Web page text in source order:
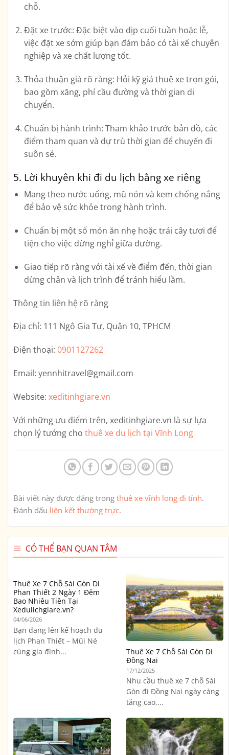
chỗ.
Đặt xe trước: Đặc biệt vào dịp cuối tuần hoặc lễ,
việc đặt xe sớm giúp bạn đảm bảo có tài xế chuyên
nghiệp và xe chất lượng tốt.
Thỏa thuận giá rõ ràng: Hỏi kỹ giá thuê xe trọn gói,
bao gồm xăng, phí cầu đường và thời gian di
chuyển.
Chuẩn bị hành trình: Tham khảo trước bản đồ, các
điểm tham quan và dự trù thời gian để chuyến đi
suôn sẻ.
5. Lời khuyên khi đi du lịch bằng xe riêng
Mang theo nước uống, mũ nón và kem chống nắng
để bảo vệ sức khỏe trong hành trình.
Chuẩn bị một số món ăn nhẹ hoặc trái cây tươi để
tiện cho việc dừng nghỉ giữa đường.
Giao tiếp rõ ràng với tài xế về điểm đến, thời gian
dừng chân và lịch trình để tránh hiểu lầm.
Thông tin liên hệ rõ ràng
Địa chỉ: 111 Ngô Gia Tự, Quận 10, TPHCM
Điện thoại: 0901127262
Email: yennhitravel@gmail.com
Website: xeditinhgiare.vn
Với những ưu điểm trên, xeditinhgiare.vn là sự lựa
chọn lý tưởng cho thuê xe du lịch tại Vĩnh Long
Bài viết này được đăng trong thuê xe vĩnh long đi tỉnh.
Đánh dấu liên kết thường trực.
CÓ THỂ BẠN QUAN TÂM
Thuê Xe 7 Chỗ Sài Gòn Đi
Phan Thiết 2 Ngày 1 Đêm
Bao Nhiêu Tiền Tại
Xedulichgiare.vn?
04/06/2026
Bạn đang lên kế hoạch du
lịch Phan Thiết – Mũi Né
cùng gia đình...
Thuê Xe 7 Chỗ Sài Gòn Đi
Đồng Nai
17/12/2025
Nhu cầu thuê xe 7 chỗ Sài
Gòn đi Đồng Nai ngày càng
tăng cao,...